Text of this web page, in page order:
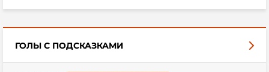
ГОЛЫ С ПОДСКАЗКАМИ